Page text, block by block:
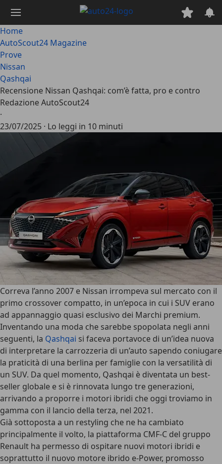
contenuto
principale
Home
AutoScout24 Magazine
Prove
Nissan
Qashqai
Recensione Nissan Qashqai: com’è fatta, pro e contro
Redazione AutoScout24
·
23/07/2025 · Lo leggi in 10 minuti
Correva l’anno 2007 e Nissan irrompeva sul mercato con il
primo crossover compatto, in un’epoca in cui i SUV erano
ad appannaggio quasi esclusivo dei Marchi premium.
Inventando una moda che sarebbe spopolata negli anni
seguenti, la Qashqai si faceva portavoce di un’idea nuova
di interpretare la carrozzeria di un’auto sapendo coniugare
la praticità di una berlina per famiglie con la versatilità di
un SUV. Da quel momento, Qashqai è diventata un best-
seller globale e si è rinnovata lungo tre generazioni,
arrivando a proporre i motori ibridi che oggi troviamo in
gamma con il lancio della terza, nel 2021.
Già sottoposta a un restyling che ne ha cambiato
principalmente il volto, la piattaforma CMF-C del gruppo
Renault ha permesso di ospitare nuovi motori ibridi e
soprattutto il nuovo motore ibrido e-Power, promosso